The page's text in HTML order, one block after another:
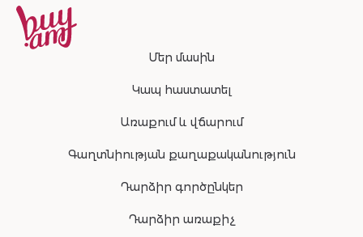
Մեր մասին
Կապ հաստատել
Առաքում և վճարում
Գաղտնիության քաղաքականություն
Դարձիր գործընկեր
Դարձիր առաքիչ